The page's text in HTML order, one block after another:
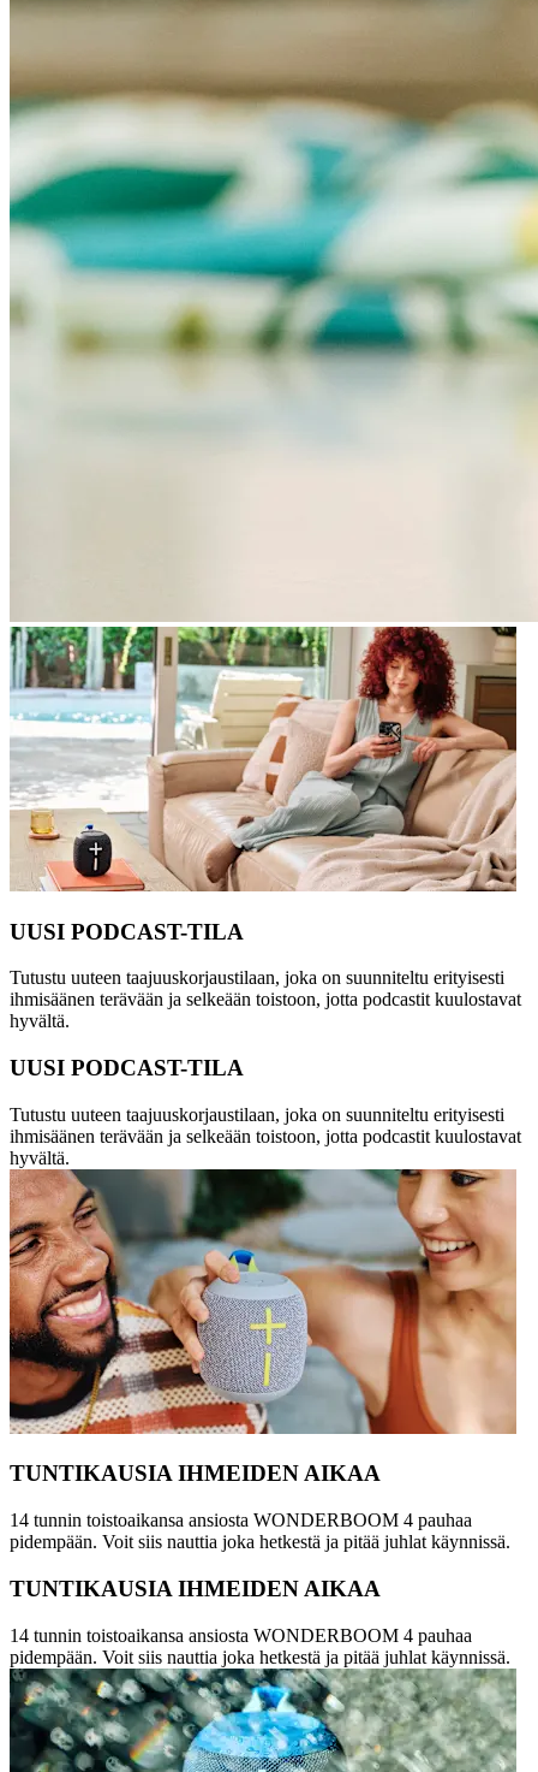
UUSI PODCAST-TILA
Tutustu uuteen taajuuskorjaustilaan, joka on suunniteltu erityisesti
ihmisäänen terävään ja selkeään toistoon, jotta podcastit kuulostavat
hyvältä.
UUSI PODCAST-TILA
Tutustu uuteen taajuuskorjaustilaan, joka on suunniteltu erityisesti
ihmisäänen terävään ja selkeään toistoon, jotta podcastit kuulostavat
hyvältä.
TUNTIKAUSIA IHMEIDEN AIKAA
14 tunnin toistoaikansa ansiosta WONDERBOOM 4 pauhaa
pidempään. Voit siis nauttia joka hetkestä ja pitää juhlat käynnissä.
TUNTIKAUSIA IHMEIDEN AIKAA
14 tunnin toistoaikansa ansiosta WONDERBOOM 4 pauhaa
pidempään. Voit siis nauttia joka hetkestä ja pitää juhlat käynnissä.